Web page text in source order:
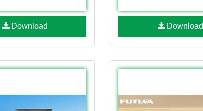
Download Download